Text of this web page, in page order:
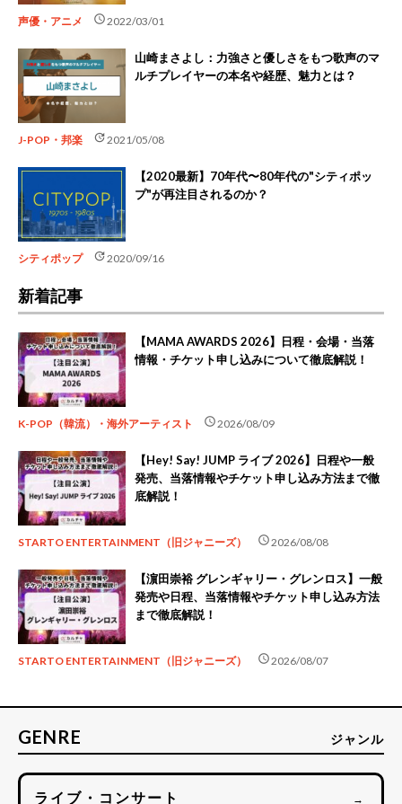
声優・アニメ schedule2022/03/01
山崎まさよし：力強さと優しさをもつ歌声のマ
ルチプレイヤーの本名や経歴、魅力とは？
J-POP・邦楽 update2021/05/08
【2020最新】70年代〜80年代の"シティポッ
プ"が再注目されるのか？
シティポップ update2020/09/16
新着記事
【MAMA AWARDS 2026】日程・会場・当落
情報・チケット申し込みについて徹底解説！
K-POP（韓流）・海外アーティスト schedule2026/08/09
【Hey! Say! JUMP ライブ 2026】日程や一般
発売、当落情報やチケット申し込み方法まで徹
底解説！
STARTO ENTERTAINMENT（旧ジャニーズ） schedule2026/08/08
【濵田崇裕 グレンギャリー・グレンロス】一般
発売や日程、当落情報やチケット申し込み方法
まで徹底解説！
STARTO ENTERTAINMENT（旧ジャニーズ） schedule2026/08/07
GENRE ジャンル
ライブ・コンサート →